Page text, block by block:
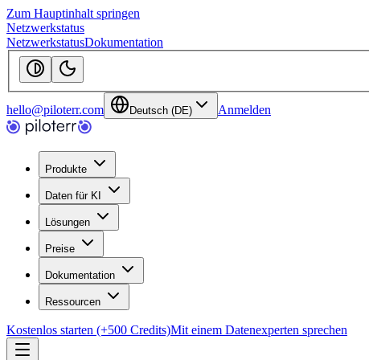
Zum Hauptinhalt springen
Netzwerkstatus
NetzwerkstatusDokumentation
hello@piloterr.com Deutsch (DE) Anmelden
Produkte
Daten für KI
Lösungen
Preise
Dokumentation
Ressourcen
Kostenlos starten (+500 Credits)Mit einem Datenexperten sprechen